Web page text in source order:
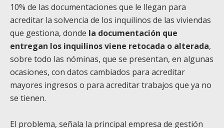
10% de las documentaciones que le llegan para
acreditar la solvencia de los inquilinos de las viviendas
que gestiona, donde la documentación que
entregan los inquilinos viene retocada o alterada,
sobre todo las nóminas, que se presentan, en algunas
ocasiones, con datos cambiados para acreditar
mayores ingresos o para acreditar trabajos que ya no
se tienen.
El problema, señala la principal empresa de gestión